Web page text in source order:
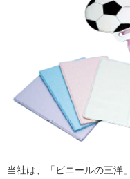
当社は、「ビニールの三洋